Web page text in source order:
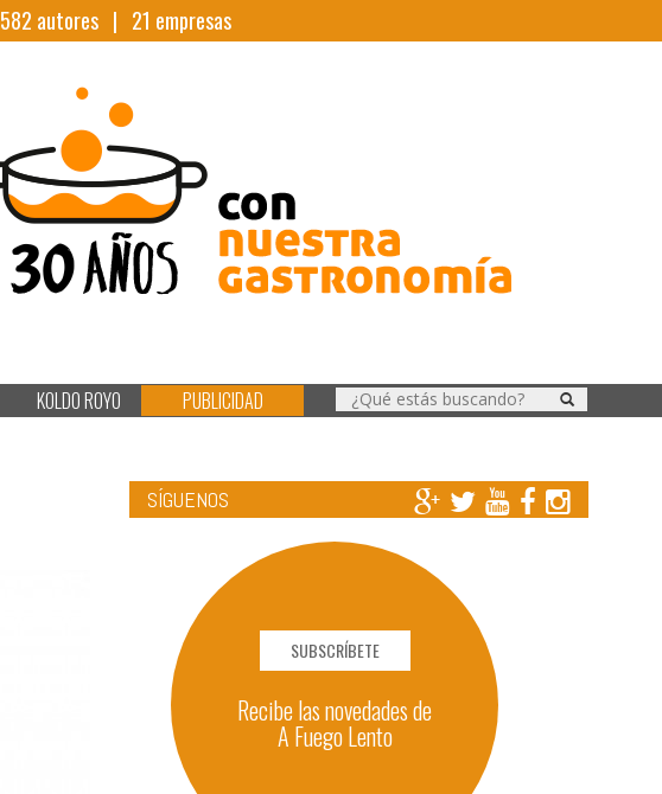
582 autores | 21 empresas
KOLDO ROYO PUBLICIDAD
SÍGUENOS
SUBSCRÍBETE
Recibe las novedades de
A Fuego Lento